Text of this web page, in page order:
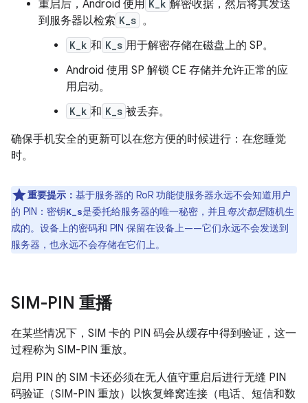
重启后，Android 使用 K_k 解密收据，然后将其发送
到服务器以检索 K_s 。
K_k 和 K_s 用于解密存储在磁盘上的 SP。
Android 使用 SP 解锁 CE 存储并允许正常的应
用启动。
K_k 和 K_s 被丢弃。
确保手机安全的更新可以在您方便的时候进行：在您睡觉
时。
重要提示： 基于服务器的 RoR 功能使服务器永远不会知道用户
的 PIN：密钥K_s是委托给服务器的唯一秘密，并且 每次都是随机生
成的。设备上的密码和 PIN 保留在设备上——它们永远不会发送到
服务器，也永远不会存储在它们上。
SIM-PIN 重播
在某些情况下，SIM 卡的 PIN 码会从缓存中得到验证，这一
过程称为 SIM-PIN 重放。
启用 PIN 的 SIM 卡还必须在无人值守重启后进行无缝 PIN
码验证（SIM-PIN 重放）以恢复蜂窝连接（电话、短信和数